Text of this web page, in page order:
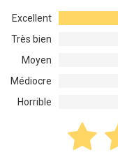
Excellent
Très bien
Moyen
Médiocre
Horrible